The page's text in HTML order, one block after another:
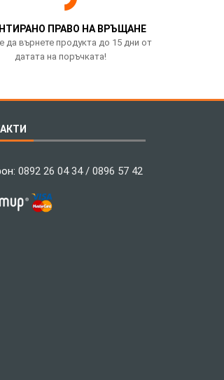
ПРАВО НА ВРЪЩАНЕ
да върнете продукта до 15 дни от
датата на поръчката!
0892 26 04 34 / 0896 57 42